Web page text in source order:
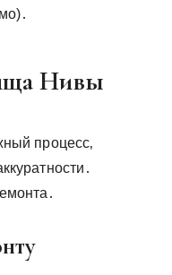
Нивы
процесс‚